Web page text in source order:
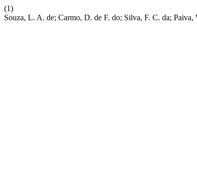
(1)
Souza, L. A. de; Carmo, D. de F. do; Silva, F. C. da;